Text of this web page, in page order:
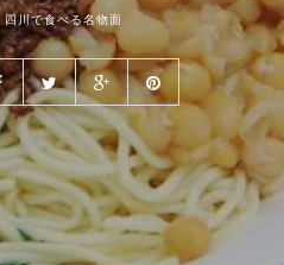
四川で食べる名物面